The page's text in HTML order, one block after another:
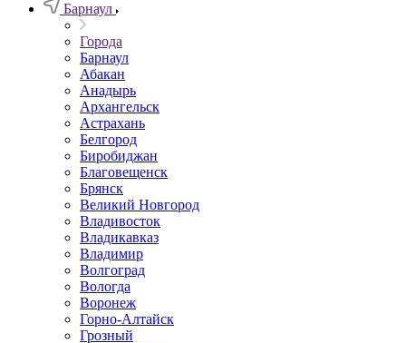
Барнаул
Города
Барнаул
Абакан
Анадырь
Архангельск
Астрахань
Белгород
Биробиджан
Благовещенск
Брянск
Великий Новгород
Владивосток
Владикавказ
Владимир
Волгоград
Вологда
Воронеж
Горно-Алтайск
Грозный